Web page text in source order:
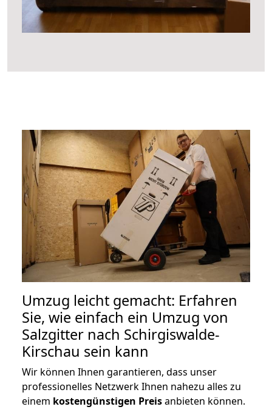
Umzug leicht gemacht: Erfahren
Sie, wie einfach ein Umzug von
Salzgitter nach Schirgiswalde-
Kirschau sein kann
Wir können Ihnen garantieren, dass unser
professionelles Netzwerk Ihnen nahezu alles zu
einem kostengünstigen Preisanbieten können.